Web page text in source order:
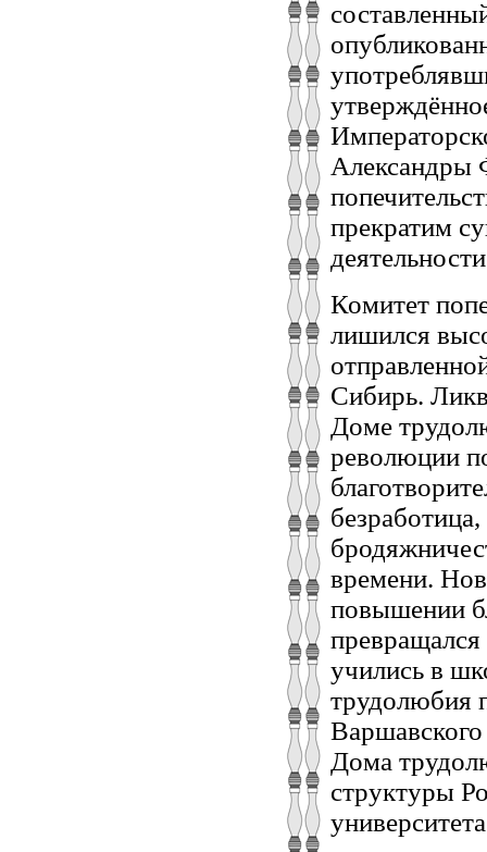
Александры
прекратим
Комитет
лишился
Сибирь.
Доме
революции
времени.
повышении
превращался
учились в
трудолюбия
Дома
структуры